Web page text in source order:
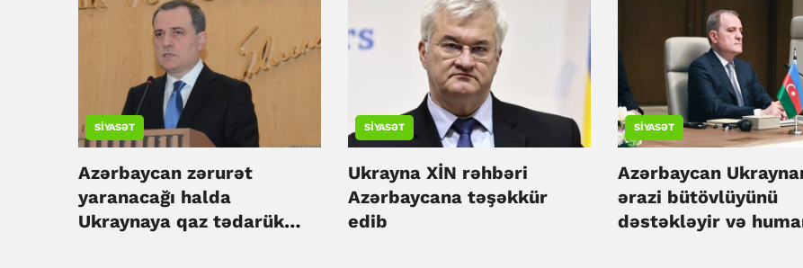
SIYASƏT
Azərbaycan zərurət
yaranacağı halda
Ukraynaya qaz tədarük
SIYASƏT
Ukrayna XİN rəhbəri
Azərbaycana təşəkkür
edib
SIYASƏT
Azərbaycan
ərazi bütövlüyünü
dəstəkləyir və